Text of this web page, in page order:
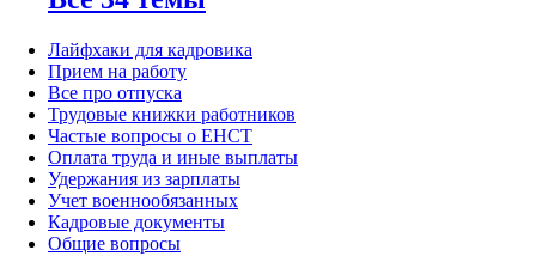
Лайфхаки для кадровика
Прием на работу
Все про отпуска
Трудовые книжки работников
Частые вопросы о ЕНСТ
Оплата труда и иные выплаты
Удержания из зарплаты
Учет военнообязанных
Кадровые документы
Общие вопросы